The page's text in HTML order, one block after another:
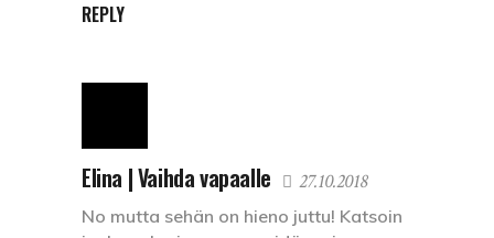
REPLY
Elina | Vaihda vapaalle 27.10.2018
No mutta sehän on hieno juttu! Katsoin